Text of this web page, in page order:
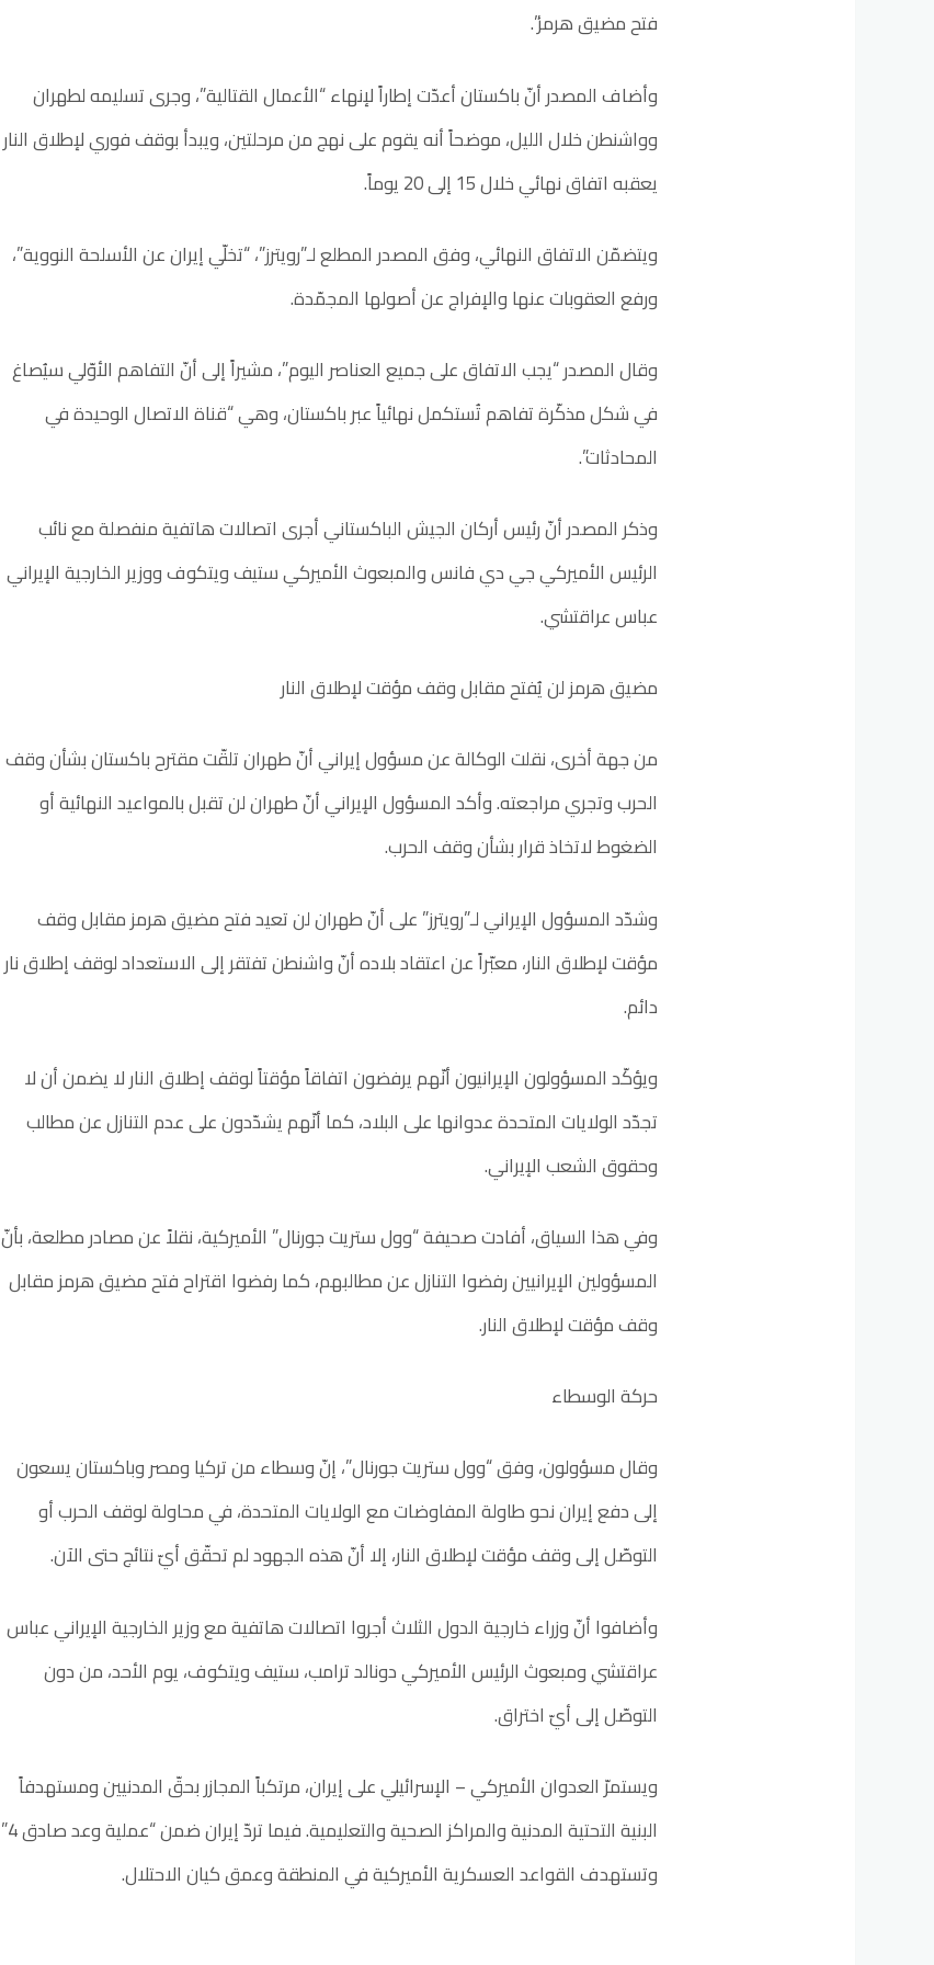
فتح مضيق هرمز”.
وأضاف المصدر أنّ باكستان أعدّت إطاراً لإنهاء “الأعمال القتالية”، وجرى تسليمه لطهران
وواشنطن خلال الليل، موضحاً أنه يقوم على نهج من مرحلتين، ويبدأ بوقف فوري لإطلاق النار
يعقبه اتفاق نهائي خلال 15 إلى 20 يوماً.
ويتضمّن الاتفاق النهائي، وفق المصدر المطلع لـ”رويترز”، “تخلّي إيران عن الأسلحة النووية”،
ورفع العقوبات عنها والإفراج عن أصولها المجمّدة.
وقال المصدر “يجب الاتفاق على جميع العناصر اليوم”، مشيراً إلى أنّ التفاهم الأوّلي سيُصاغ
في شكل مذكّرة تفاهم تُستكمل نهائياً عبر باكستان، وهي “قناة الاتصال الوحيدة في
المحادثات”.
وذكر المصدر أنّ رئيس أركان الجيش الباكستاني أجرى اتصالات هاتفية منفصلة مع نائب
الرئيس الأميركي جي دي فانس والمبعوث الأميركي ستيف ويتكوف ووزير الخارجية الإيراني
عباس عراقتشي.
مضيق هرمز لن يُفتح مقابل وقف مؤقت لإطلاق النار
من جهة أخرى، نقلت الوكالة عن مسؤول إيراني أنّ طهران تلقّت مقترح باكستان بشأن وقف
الحرب وتجري مراجعته. وأكد المسؤول الإيراني أنّ طهران لن تقبل بالمواعيد النهائية أو
الضغوط لاتخاذ قرار بشأن وقف الحرب.
وشدّد المسؤول الإيراني لـ”رويترز” على أنّ طهران لن تعيد فتح مضيق هرمز مقابل وقف
مؤقت لإطلاق النار، معبّراً عن اعتقاد بلاده أنّ واشنطن تفتقر إلى الاستعداد لوقف إطلاق نار
دائم.
ويؤكّد المسؤولون الإيرانيون أنّهم يرفضون اتفاقاً مؤقتاً لوقف إطلاق النار لا يضمن أن لا
تجدّد الولايات المتحدة عدوانها على البلاد، كما أنّهم يشدّدون على عدم التنازل عن مطالب
وحقوق الشعب الإيراني.
وفي هذا السياق، أفادت صحيفة “وول ستريت جورنال” الأميركية، نقلاً عن مصادر مطلعة، بأنّ
المسؤولين الإيرانيين رفضوا التنازل عن مطالبهم، كما رفضوا اقتراح فتح مضيق هرمز مقابل
وقف مؤقت لإطلاق النار.
حركة الوسطاء
وقال مسؤولون، وفق “وول ستريت جورنال”، إنّ وسطاء من تركيا ومصر وباكستان يسعون
إلى دفع إيران نحو طاولة المفاوضات مع الولايات المتحدة، في محاولة لوقف الحرب أو
التوصّل إلى وقف مؤقت لإطلاق النار، إلا أنّ هذه الجهود لم تحقّق أيّ نتائج حتى الآن.
وأضافوا أنّ وزراء خارجية الدول الثلاث أجروا اتصالات هاتفية مع وزير الخارجية الإيراني عباس
عراقتشي ومبعوث الرئيس الأميركي دونالد ترامب، ستيف ويتكوف، يوم الأحد، من دون
التوصّل إلى أيّ اختراق.
ويستمرّ العدوان الأميركي – الإسرائيلي على إيران، مرتكباً المجازر بحقّ المدنيين ومستهدفاً
البنية التحتية المدنية والمراكز الصحية والتعليمية. فيما تردّ إيران ضمن “عملية وعد صادق 4”
وتستهدف القواعد العسكرية الأميركية في المنطقة وعمق كيان الاحتلال.